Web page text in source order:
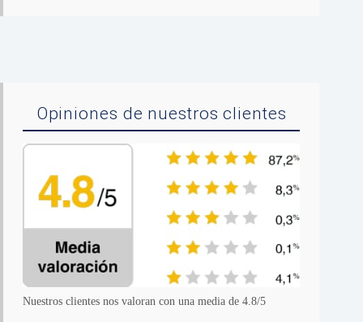
Opiniones de nuestros clientes
Nuestros clientes nos valoran con una media de 4.8/5